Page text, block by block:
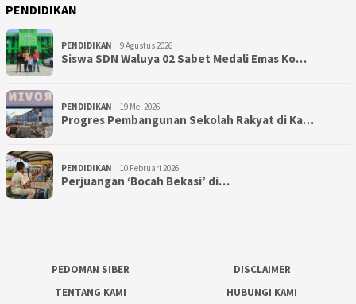
PENDIDIKAN
PENDIDIKAN 9 Agustus 2026
Siswa SDN Waluya 02 Sabet Medali Emas Ko…
PENDIDIKAN 19 Mei 2026
Progres Pembangunan Sekolah Rakyat di Ka…
PENDIDIKAN 10 Februari 2026
Perjuangan ‘Bocah Bekasi’ di…
PEDOMAN SIBER
DISCLAIMER
TENTANG KAMI
HUBUNGI KAMI